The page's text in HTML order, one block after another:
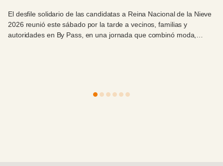
solidario de las candidatas a Reina Nacional de la Nieve
reunió este sábado por la tarde a vecinos, familias y
en By Pass, en una jornada que combinó moda,